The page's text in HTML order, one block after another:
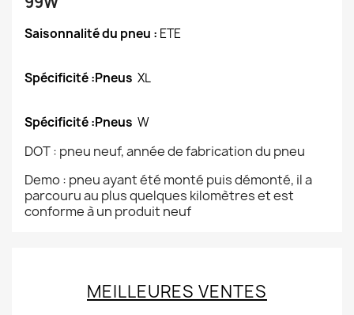
Saisonnalité du pneu : ETE
Spécificité :Pneus XL
Spécificité :Pneus W
DOT : pneu neuf, année de fabrication du pneu
Demo : pneu ayant été monté puis démonté, il a
parcouru au plus quelques kilomètres et est
conforme à un produit neuf
MEILLEURES VENTES